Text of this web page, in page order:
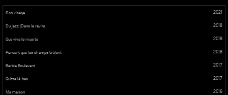
Son visage 2021
Du jazz (Dans le ravin) 2018
Que viva le muerte 2018
Pendant que les champs brûlent 2018
Barbie Boulevard 2017
Quitte là-bas 2017
Ma maison 2016